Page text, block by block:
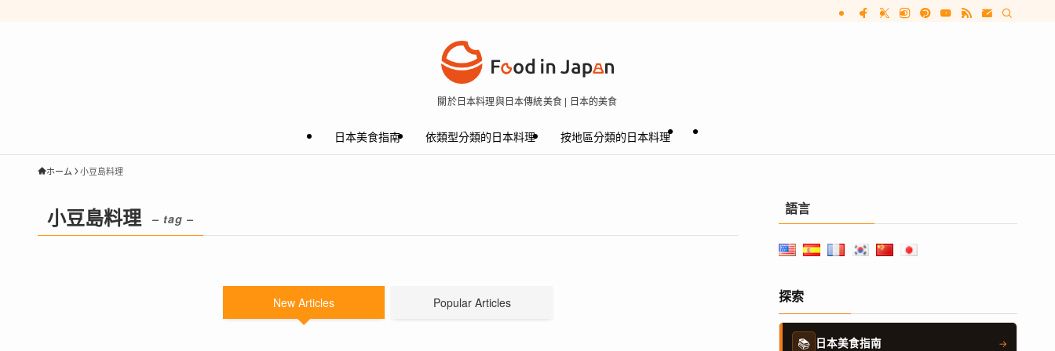
關於日本料理與日本傳統美食 | 日本的美食
日本美食指南 依類型分類的日本料理 按地區分類的日本料理
ホーム 小豆島料理
小豆島料理 – tag –
New Articles Popular Articles
語言
探索
📚 日本美食指南 →